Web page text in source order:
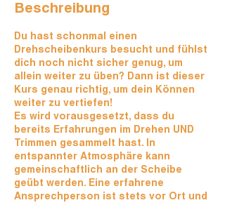
Beschreibung
Du hast schonmal einen
Drehscheibenkurs besucht und fühlst
dich noch nicht sicher genug, um
allein weiter zu üben? Dann ist dieser
Kurs genau richtig, um dein Können
weiter zu vertiefen!
Es wird vorausgesetzt, dass du
bereits Erfahrungen im Drehen UND
Trimmen gesammelt hast. In
entspannter Atmosphäre kann
gemeinschaftlich an der Scheibe
geübt werden. Eine erfahrene
Ansprechperson ist stets vor Ort und